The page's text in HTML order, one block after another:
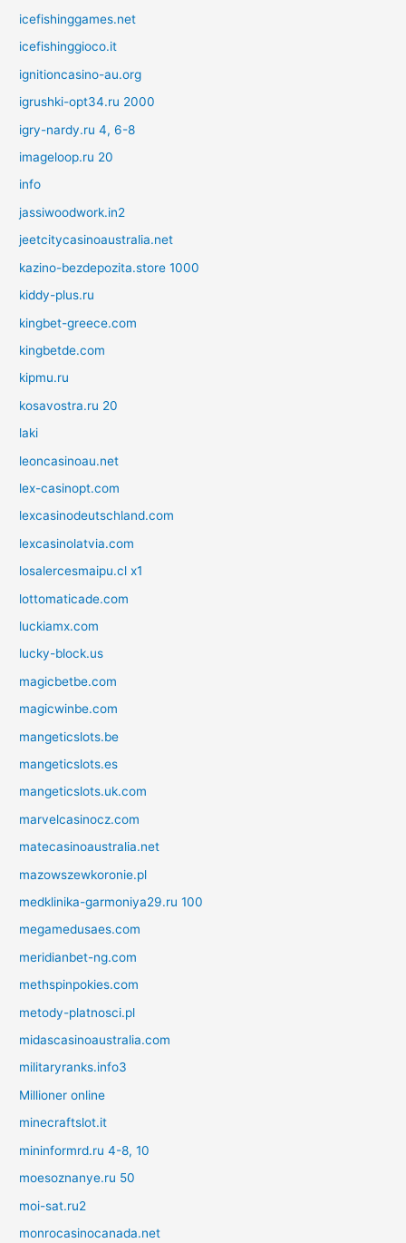
icefishinggames.net
icefishinggioco.it
ignitioncasino-au.org
igrushki-opt34.ru 2000
igry-nardy.ru 4, 6-8
imageloop.ru 20
info
jassiwoodwork.in2
jeetcitycasinoaustralia.net
kazino-bezdepozita.store 1000
kiddy-plus.ru
kingbet-greece.com
kingbetde.com
kipmu.ru
kosavostra.ru 20
laki
leoncasinoau.net
lex-casinopt.com
lexcasinodeutschland.com
lexcasinolatvia.com
losalercesmaipu.cl x1
lottomaticade.com
luckiamx.com
lucky-block.us
magicbetbe.com
magicwinbe.com
mangeticslots.be
mangeticslots.es
mangeticslots.uk.com
marvelcasinocz.com
matecasinoaustralia.net
mazowszewkoronie.pl
medklinika-garmoniya29.ru 100
megamedusaes.com
meridianbet-ng.com
methspinpokies.com
metody-platnosci.pl
midascasinoaustralia.com
militaryranks.info3
Millioner online
minecraftslot.it
mininformrd.ru 4-8, 10
moesoznanye.ru 50
moi-sat.ru2
monrocasinocanada.net